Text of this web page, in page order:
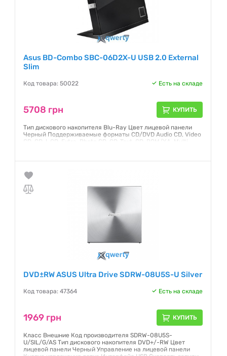
Asus BD-Combo SBC-06D2X-U USB 2.0 External
Slim
Код товара: 50022 Есть на складе
5708 грн КУПИТЬ
Тип дискового накопителя Blu-Ray Цвет лицевой панели
Черный Поддерживаемые форматы CD/DVD Audio CD, Video
CD, CD-I, CD-Extra, Photo CD, CD-Text, CD-ROM/XA, Multi-
DVD+RW : 8X, DVD-RW : 6X, DVD+R(DL) : 6X, DVD-R (DL) : 6X,
DVD-RAM : 5X, CD-R : 24X, CD-RW : 16X Скорость считывания
BD-R : 6X, BD
Гарантия:
DVD±RW ASUS Ultra Drive SDRW-08U5S-U Silver
Код товара: 47364 Есть на складе
1969 грн КУПИТЬ
Класс Внешние Код производителя SDRW-08U5S-
U/SIL/G/AS Тип дискового накопителя DVD+/-RW Цвет
лицевой панели Черный Управление на лицевой панели